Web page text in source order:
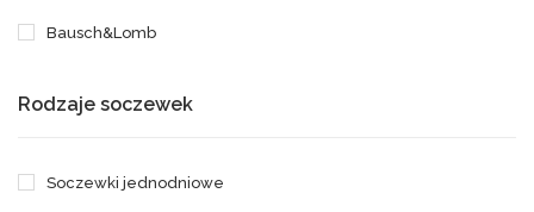
Bausch&Lomb
Rodzaje soczewek
Soczewki jednodniowe